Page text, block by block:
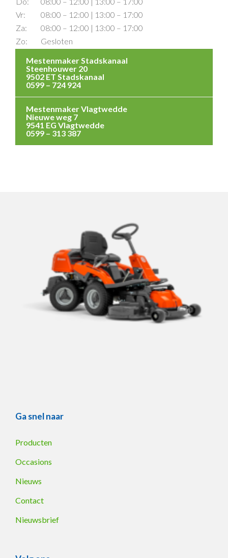
Vr:
08:00 – 12:00 | 13:00 – 17:00
Za:
08:00 – 12:00 | 13:00 – 17:00
Zo:
Gesloten
Mestenmaker Stadskanaal
Steenhouwer 20
9502 ET Stadskanaal
0599 – 724 924
Mestenmaker Vlagtwedde
Nieuwe weg 7
9541 EG Vlagtwedde
0599 – 313 387
Ga snel naar
Producten
Occasions
Nieuws
Contact
Nieuwsbrief